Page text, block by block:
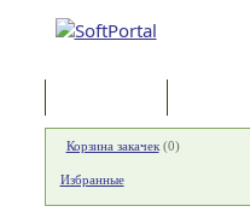
Корзина закачек(0)
Избранные